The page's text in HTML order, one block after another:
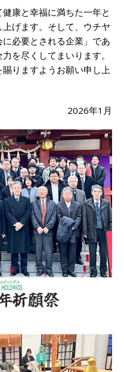
康と幸福に満ちた一年と
げます。そして、ウチヤ
必要とされる企業」であ
を尽くしてまいります。
りますようお願い申し上
2026年1月